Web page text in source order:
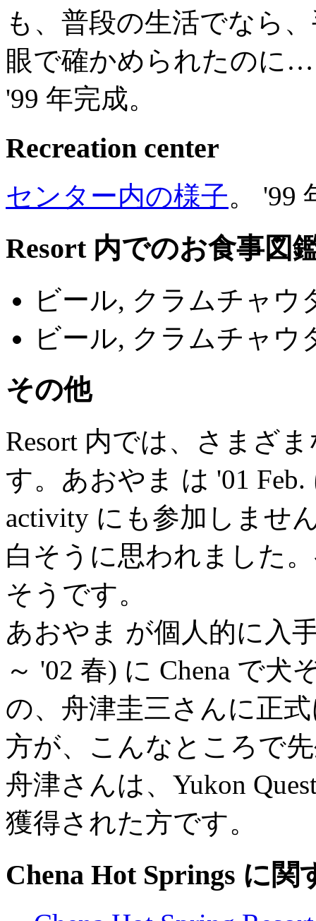
も、普段の生活でなら
眼で確かめられたのに…
'99 年完成。
Recreation center
センター内の様子。 '99
Resort 内でのお食事図
ビール, クラムチャ
ビール, クラムチャウ
その他
Resort 内では、さまざ
す。あおやま は '01
activity にも参加しませ
白そうに思われました
そうです。
あおやま が個人的に入
～ '02 春) に Chena で
の、舟津圭三さんに正
方が、こんなところで
舟津さんは、Yukon
獲得された方です。
Chena Hot Springs に関